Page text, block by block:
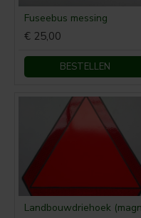
Fuseebus messing
€ 25,00
BESTELLEN